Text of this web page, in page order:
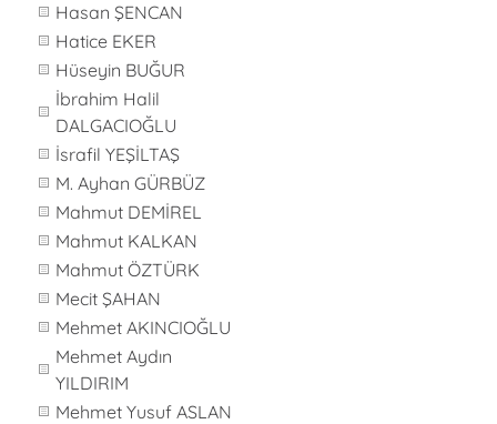
Hasan ŞENCAN
Hatice EKER
Hüseyin BUĞUR
İbrahim Halil
DALGACIOĞLU
İsrafil YEŞİLTAŞ
M. Ayhan GÜRBÜZ
Mahmut DEMİREL
Mahmut KALKAN
Mahmut ÖZTÜRK
Mecit ŞAHAN
Mehmet AKINCIOĞLU
Mehmet Aydın
YILDIRIM
Mehmet Yusuf ASLAN